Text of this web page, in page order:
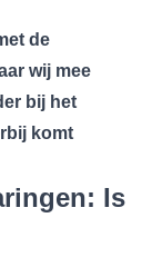
de
wij mee
bij het
komt
Is